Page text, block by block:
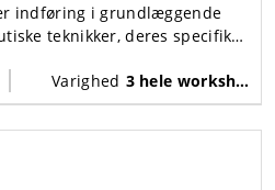
indføring i grundlæggende
teknikker, deres specifikke
som programmet virker for.
Varighed 3 hele workshopdage + supervision